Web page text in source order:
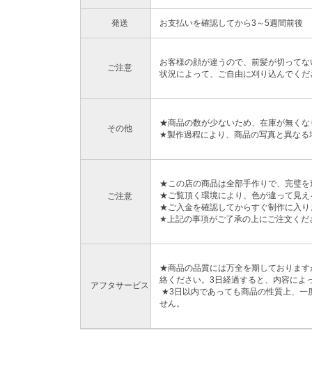
発送 お支払いを確認してから3～5週間前後
ご注意
お客様の顔が違うので、前髪が切って
状況によって、ご自由に刈り込んでく
その他
★商品の数が少ないため、在庫が無く
★製作過程により、商品の写真と異な
ご注意
★この店の商品は全部手作りで、完璧
★ご覧頂く環境により、色が違って見
★ご入金を確認してからすぐ制作に入
★上記の事項がご了承の上にご注文くだ
アフタサービス
★商品の品質には万全を期しておりま
絡ください。3日経過すると、内容によ
★3日以内であっても商品の性質上、一
せん。